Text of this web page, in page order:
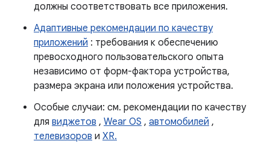
должны соответствовать все приложения.
Адаптивные рекомендации по качеству
приложений : требования к обеспечению
превосходного пользовательского опыта
независимо от форм-фактора устройства,
размера экрана или положения устройства.
Особые случаи: см. рекомендации по качеству
для виджетов , Wear OS , автомобилей ,
телевизоров и XR.